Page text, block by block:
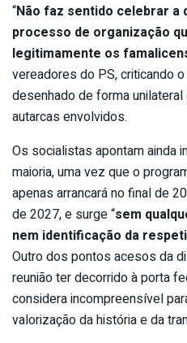
“Não faz sentido celebrar a
processo de organização
legitimamente os
vereadores do PS, criticando
desenhado de forma
autarcas envolvidos.
Os socialistas apontam ainda
maioria, uma vez que o
apenas arrancará no final de
de 2027, e surge “sem
nem identificação da
Outro dos pontos acesos da
reunião ter decorrido à porta
considera incompreensível
valorização da história e da